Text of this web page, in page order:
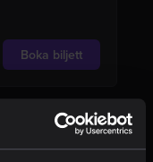
Boka biljett